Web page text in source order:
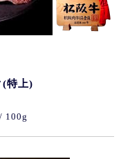
(特上)
/ 100g